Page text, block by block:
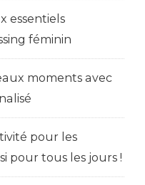
essentiels
féminin
moments avec
pour les
pour tous les jours !